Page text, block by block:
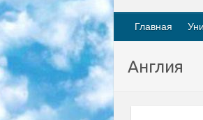
Главная
Англия